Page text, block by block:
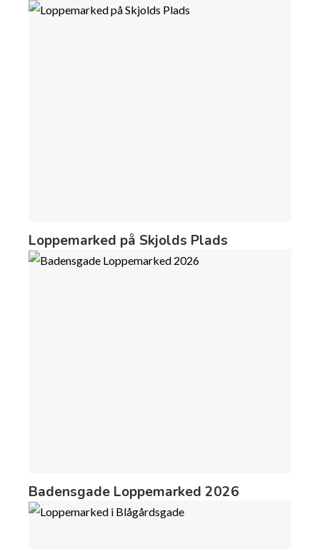
Loppemarked på Skjolds Plads
Badensgade Loppemarked 2026